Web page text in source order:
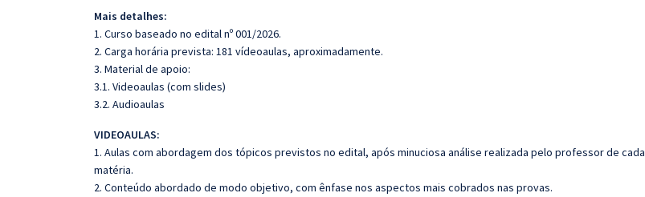
Mais detalhes:
1. Curso baseado no edital nº 001/2026.
2. Carga horária prevista: 181 vídeoaulas, aproximadamente.
3. Material de apoio:
3.1. Videoaulas (com slides)
3.2. Audioaulas
VIDEOAULAS:
1. Aulas com abordagem dos tópicos previstos no edital, após minuciosa análise realizada pelo professor de cada
matéria.
2. Conteúdo abordado de modo objetivo, com ênfase nos aspectos mais cobrados nas provas.